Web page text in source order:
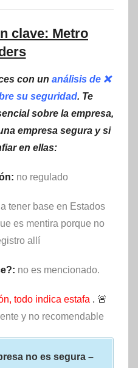
clave: Metro
con un análisis de ❌
su seguridad. Te
sobre la empresa,
empresa segura y si
en ellas:
no regulado
tener base en Estados
es mentira porque no
allí
no es mencionado.
todo indica estafa . 🚨
y no recomendable
no es segura –